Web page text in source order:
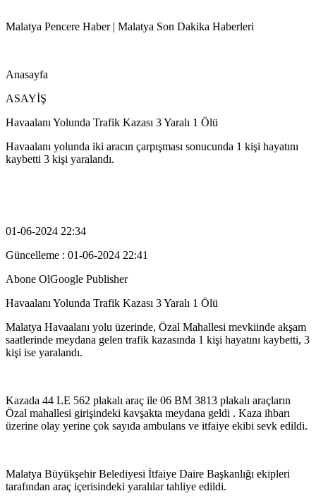
Malatya Pencere Haber | Malatya Son Dakika Haberleri
Anasayfa
ASAYİŞ
Havaalanı Yolunda Trafik Kazası 3 Yaralı 1 Ölü
Havaalanı yolunda iki aracın çarpışması sonucunda 1 kişi hayatını
kaybetti 3 kişi yaralandı.
01-06-2024 22:34
Güncelleme : 01-06-2024 22:41
Abone OlGoogle Publisher
Havaalanı Yolunda Trafik Kazası 3 Yaralı 1 Ölü
Malatya Havaalanı yolu üzerinde, Özal Mahallesi mevkiinde akşam
saatlerinde meydana gelen trafik kazasında 1 kişi hayatını kaybetti, 3
kişi ise yaralandı.
Kazada 44 LE 562 plakalı araç ile 06 BM 3813 plakalı araçların
Özal mahallesi girişindeki kavşakta meydana geldi . Kaza ihbarı
üzerine olay yerine çok sayıda ambulans ve itfaiye ekibi sevk edildi.
Malatya Büyükşehir Belediyesi İtfaiye Daire Başkanlığı ekipleri
tarafından araç içerisindeki yaralılar tahliye edildi.